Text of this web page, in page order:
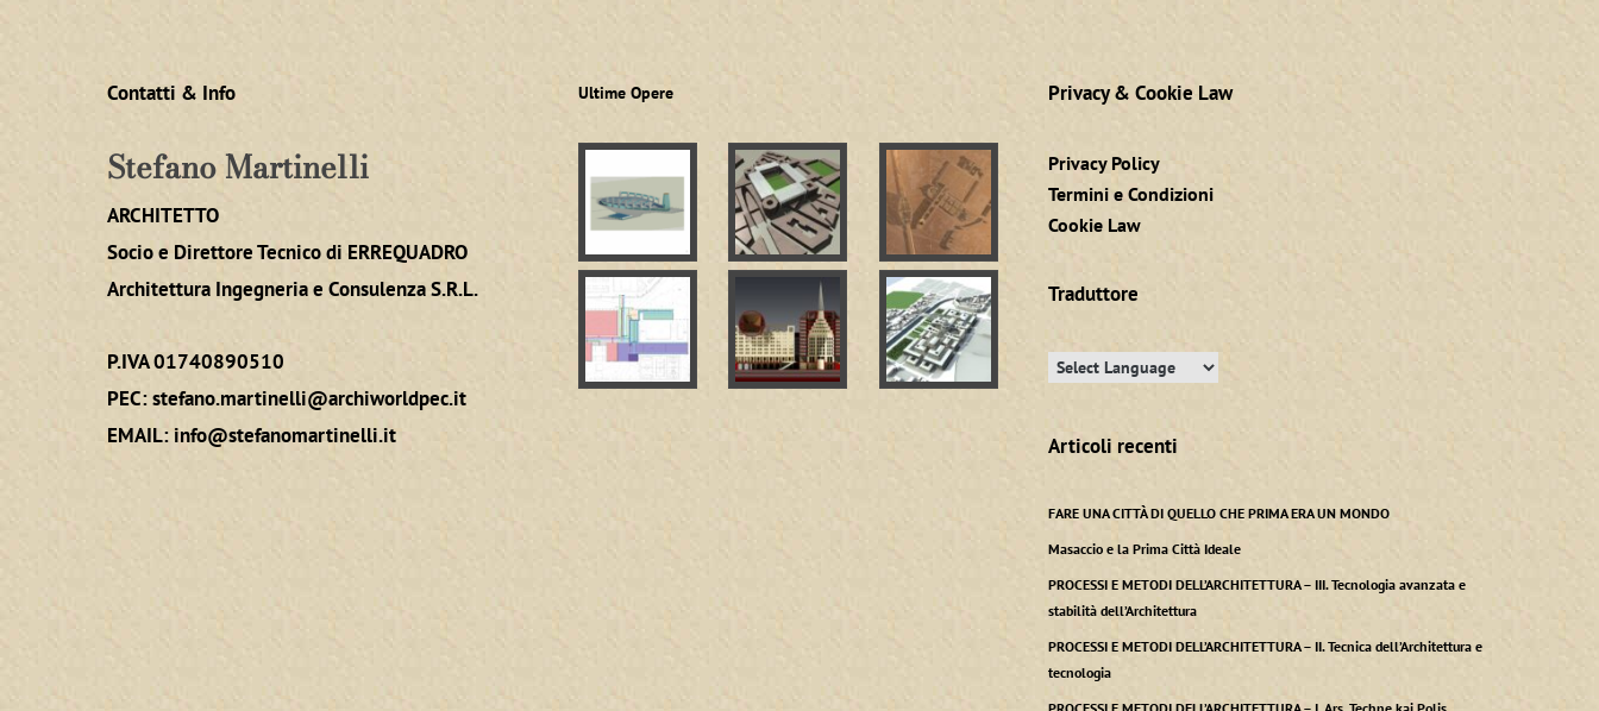
Contatti & Info
Stefano Martinelli
ARCHITETTO
Socio e Direttore Tecnico di ERREQUADRO
Architettura Ingegneria e Consulenza S.R.L.
P.IVA 01740890510
PEC:stefano.martinelli@archiworldpec.it
EMAIL:info@stefanomartinelli.it
Ultime Opere Privacy & Cookie Law
Privacy Policy
Termini e Condizioni
Cookie Law
Traduttore
Articoli recenti
FARE UNA CITTÀ DI QUELLO CHE PRIMA ERA UN MONDO
Masaccio e la Prima Città Ideale
PROCESSI E METODI DELL’ARCHITETTURA – III. Tecnologia avanzata e
stabilità dell’Architettura
PROCESSI E METODI DELL’ARCHITETTURA – II. Tecnica dell’Architettura e
tecnologia
PROCESSI E METODI DELL’ARCHITETTURA – I. Ars, Techne kai Polis